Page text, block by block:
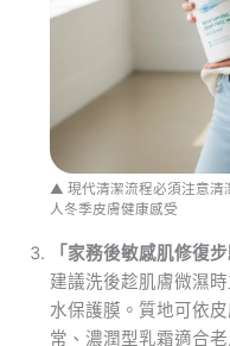
▲ 現代清潔流程必須注意清
人冬季皮膚健康感受
「家務後敏感肌修復
建議洗後趁肌膚微濕
水保護膜。質地可依
常、濃潤型乳霜適合